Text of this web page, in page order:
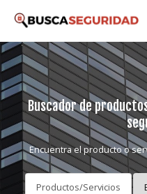
Buscador de
Encuentra el producto o
Productos/Servicios